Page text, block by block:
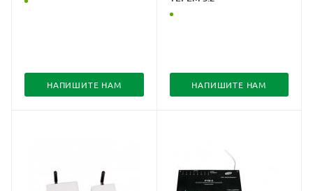
НАПИШИТЕ НАМ НАПИШИТЕ НАМ